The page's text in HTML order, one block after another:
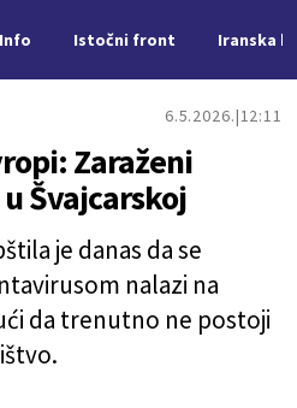
Info Istočni front Iranska
6.5.2026. 12:11
Zaraženi
Švajcarskoj
je danas da se
nalazi na
da trenutno ne postoji